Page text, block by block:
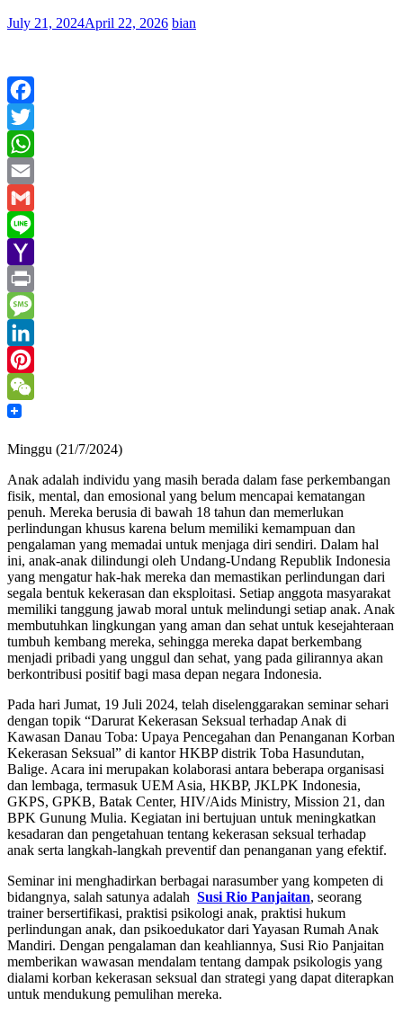
July 21, 2024April 22, 2026 bian
Facebook
Twitter
WhatsApp
Email
Gmail
Line
Yahoo
Mail
Print
Message
LinkedIn
Pinterest
WeChat
Minggu (21/7/2024)
Anak adalah individu yang masih berada dalam fase perkembangan
fisik, mental, dan emosional yang belum mencapai kematangan
penuh. Mereka berusia di bawah 18 tahun dan memerlukan
perlindungan khusus karena belum memiliki kemampuan dan
pengalaman yang memadai untuk menjaga diri sendiri. Dalam hal
ini, anak-anak dilindungi oleh Undang-Undang Republik Indonesia
yang mengatur hak-hak mereka dan memastikan perlindungan dari
segala bentuk kekerasan dan eksploitasi. Setiap anggota masyarakat
memiliki tanggung jawab moral untuk melindungi setiap anak. Anak
membutuhkan lingkungan yang aman dan sehat untuk kesejahteraan
tumbuh kembang mereka, sehingga mereka dapat berkembang
menjadi pribadi yang unggul dan sehat, yang pada gilirannya akan
berkontribusi positif bagi masa depan negara Indonesia.
Pada hari Jumat, 19 Juli 2024, telah diselenggarakan seminar sehari
dengan topik “Darurat Kekerasan Seksual terhadap Anak di
Kawasan Danau Toba: Upaya Pencegahan dan Penanganan Korban
Kekerasan Seksual” di kantor HKBP distrik Toba Hasundutan,
Balige. Acara ini merupakan kolaborasi antara beberapa organisasi
dan lembaga, termasuk UEM Asia, HKBP, JKLPK Indonesia,
GKPS, GPKB, Batak Center, HIV/Aids Ministry, Mission 21, dan
BPK Gunung Mulia. Kegiatan ini bertujuan untuk meningkatkan
kesadaran dan pengetahuan tentang kekerasan seksual terhadap
anak serta langkah-langkah preventif dan penanganan yang efektif.
Seminar ini menghadirkan berbagai narasumber yang kompeten di
bidangnya, salah satunya adalah Susi Rio Panjaitan, seorang
trainer bersertifikasi, praktisi psikologi anak, praktisi hukum
perlindungan anak, dan psikoedukator dari Yayasan Rumah Anak
Mandiri. Dengan pengalaman dan keahliannya, Susi Rio Panjaitan
memberikan wawasan mendalam tentang dampak psikologis yang
dialami korban kekerasan seksual dan strategi yang dapat diterapkan
untuk mendukung pemulihan mereka.